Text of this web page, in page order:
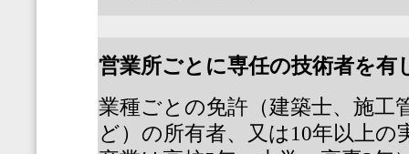
営業所ごとに専任の技術者を有
業種ごとの免許（建築士、施工
ど）の所有者、又は10年以上の